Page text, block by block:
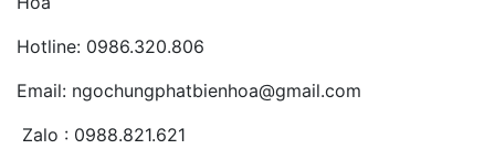
Hotline: 0986.320.806
Email: ngochungphatbienhoa@gmail.com
Zalo : 0988.821.621